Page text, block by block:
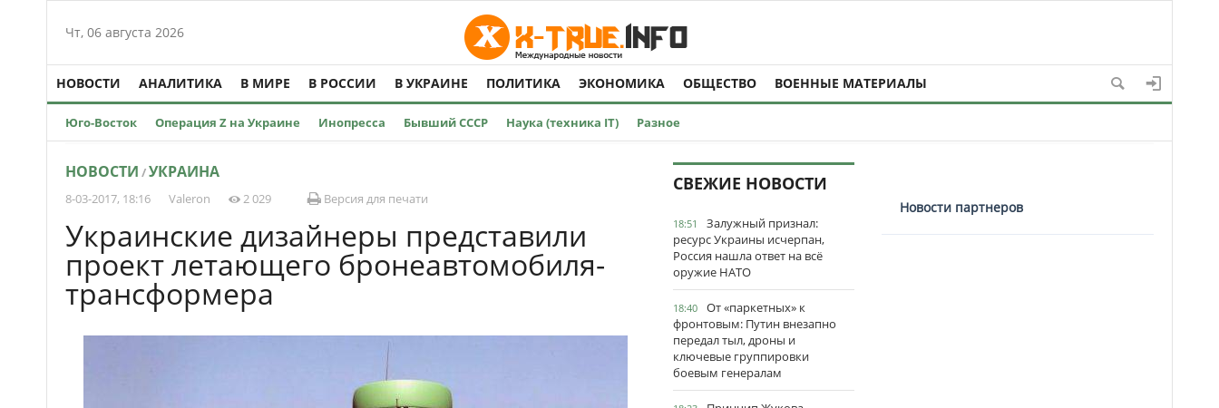
Чт, 06 августа 2026
НОВОСТИ АНАЛИТИКА В МИРЕ В РОССИИ В УКРАИНЕ ПОЛИТИКА ЭКОНОМИКА ОБЩЕСТВО ВОЕННЫЕ МАТЕРИАЛЫ
Юго-Восток Операция Z на Украине Инопресса Бывший СССР Наука (техника IT) Разное
НОВОСТИ /УКРАИНА
8-03-2017, 18:16 Valeron 2 029 Версия для печати
Украинские дизайнеры представили
проект летающего бронеавтомобиля-
трансформера
СВЕЖИЕ НОВОСТИ
18:51
Залужный признал:
ресурс Украины исчерпан,
Россия нашла ответ на всё
оружие НАТО
18:40
От «паркетных» к
фронтовым: Путин внезапно
передал тыл, дроны и
ключевые группировки
боевым генералам
Новости партнеров